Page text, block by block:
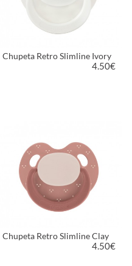
Chupeta Retro Slimline Ivory
4.50€
Chupeta Retro Slimline Clay
4.50€